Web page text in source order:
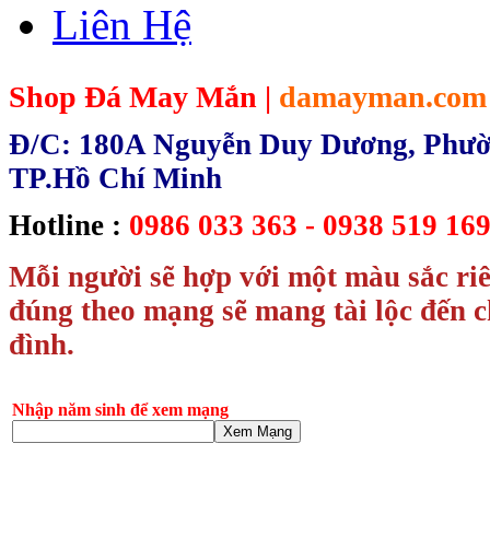
Liên Hệ
Shop Đá May Mắn | damayman.com
Đ/C: 180A Nguyễn Duy Dương,
TP.Hồ Chí Minh
Hotline : 0986 033 363 - 0938 519
Mỗi người sẽ hợp với một màu sắc
đúng theo mạng sẽ mang tài lộc đến
đình.
Nhập năm sinh để xem mạng
Xem Mạng